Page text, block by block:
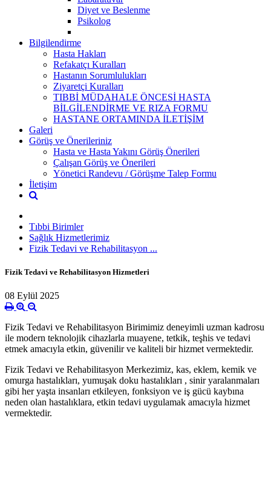
Diyet ve Beslenme
Psikolog
Bilgilendirme
Hasta Hakları
Refakatçı Kuralları
Hastanın Sorumlulukları
Ziyaretçi Kuralları
TIBBİ MÜDAHALE ÖNCESİ HASTA
BİLGİLENDİRME VE RIZA FORMU
HASTANE ORTAMINDA İLETİŞİM
Galeri
Görüş ve Önerileriniz
Hasta ve Hasta Yakını Görüş Önerileri
Çalışan Görüş ve Önerileri
Yönetici Randevu / Görüşme Talep Formu
İletişim
Tıbbi Birimler
Sağlık Hizmetlerimiz
Fizik Tedavi ve Rehabilitasyon ...
Fizik Tedavi ve Rehabilitasyon Hizmetleri
08 Eylül 2025
Fizik Tedavi ve Rehabilitasyon Birimimiz deneyimli uzman kadrosu
ile modern teknolojik cihazlarla muayene, tetkik, teşhis ve tedavi
etmek amacıyla etkin, güvenilir ve kaliteli bir hizmet vermektedir.
Fizik Tedavi ve Rehabilitasyon Merkezimiz, kas, eklem, kemik ve
omurga hastalıkları, yumuşak doku hastalıkları , sinir yaralanmaları
gibi her yaşta insanları etkileyen, fonksiyon ve iş gücü kaybına
neden olan hastalıklara, etkin tedavi uygulamak amacıyla hizmet
vermektedir.